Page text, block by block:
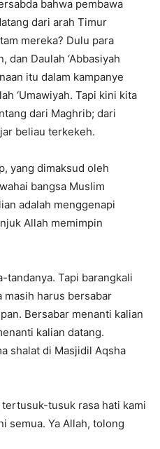
bahwa pembawa
dari arah Timur
mereka? Dulu para
dan Daulah ‘Abbasiyah
itu dalam kampanye
‘Umawiyah. Tapi kini kita
dari Maghrib; dari
beliau terkekeh.
yang dimaksud oleh
bangsa Muslim
adalah menggenapi
Allah memimpin
tandanya. Tapi barangkali
masih harus bersabar
Bersabar menanti kalian
kalian datang.
shalat di Masjidil Aqsha
tusuk rasa hati kami
semua. Ya Allah, tolong